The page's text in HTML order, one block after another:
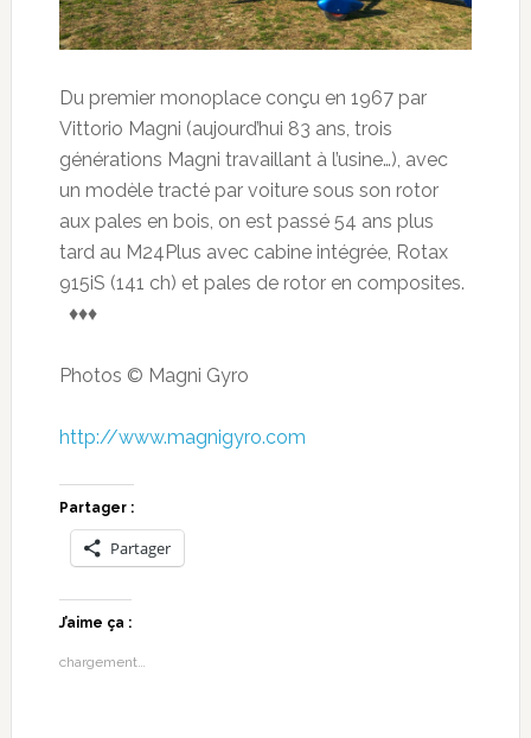
Du premier monoplace conçu en 1967 par
Vittorio Magni (aujourd’hui 83 ans, trois
générations Magni travaillant à l’usine…), avec
un modèle tracté par voiture sous son rotor
aux pales en bois, on est passé 54 ans plus
tard au M24Plus avec cabine intégrée, Rotax
915iS (141 ch) et pales de rotor en composites.
♦♦♦
Photos © Magni Gyro
http://www.magnigyro.com
Partager :
Partager
J’aime ça :
chargement…